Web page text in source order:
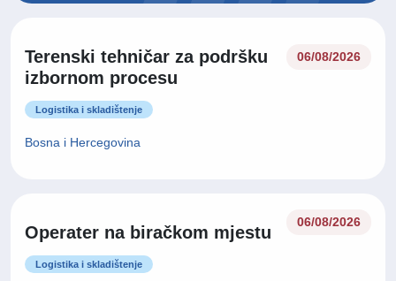
Terenski tehničar za podršku
izbornom procesu
06/08/2026
Logistika i skladištenje
Bosna i Hercegovina
Operater na biračkom mjestu
06/08/2026
Logistika i skladištenje